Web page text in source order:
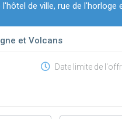
de ville, rue de l'horloge
et Volcans
Date limite de